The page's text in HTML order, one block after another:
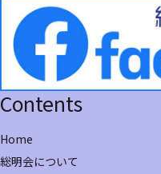
Contents
Home
総明会について